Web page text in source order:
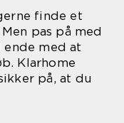
finde et
pas på med
med at
Klarhome
på, at du